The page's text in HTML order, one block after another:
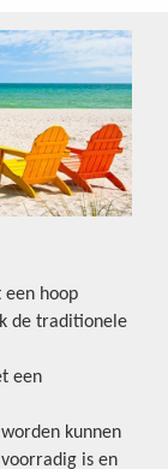
hoop
de traditionele
een
kunnen
is en